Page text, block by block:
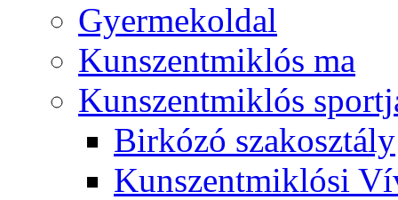
Gyermekoldal
Kunszentmiklós ma
Kunszentmiklós
Birkózó szakosztály
Kunszentmiklósi